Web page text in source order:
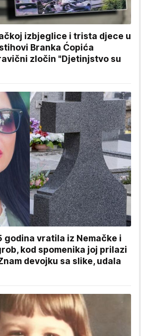
izbjeglice i trista djece u
Branka Ćopića
zločin "Djetinjstvo su
godina vratila iz Nemačke i
kod spomenika joj prilazi
devojku sa slike, udala